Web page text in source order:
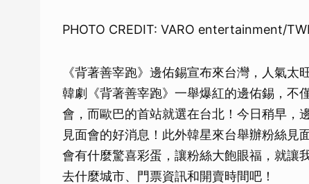
PHOTO CREDIT: VARO entertainment/
《背著善宰跑》邊佑錫宣布來台灣，人氣
韓劇《背著善宰跑》一舉爆紅的邊佑錫，不
會，而歐巴的首站就選在台北！今日稍早，
見面會的好消息！此外韓星來台舉辦粉絲見
會有什麼驚喜彩蛋，讓粉絲大飽眼福，就讓
去什麼城市、門票資訊和開賣時間吧！